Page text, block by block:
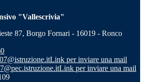
"Vallescrivia"
87, Borgo Fornari - 16019 - Ronco
Link per inviare una mail
Link per inviare una mail